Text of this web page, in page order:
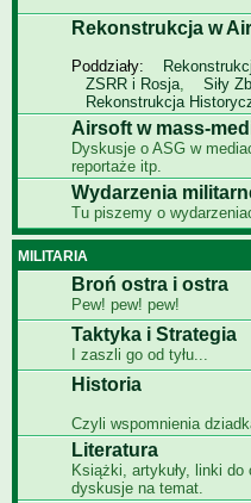
Rekonstrukcja w
Poddziały:
ZSRR i Rosja, Siły
Rekonstrukcja
Airsoft w mass-
Dyskusje o ASG w
reportaże itp.
Wydarzenia
Tu piszemy o
MILITARIA
Broń ostra i ostra
Pew! pew! pew!
Taktyka i Strategia
I zaszli go od tyłu...
Historia
Czyli wspomnienia
Literatura
Książki, artykuły, linki
dyskusje na temat.